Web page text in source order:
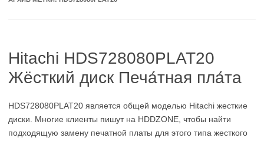
Hitachi HDS728080PLAT20
Жёсткий диск Печа́тная пла́та
HDS728080PLAT20 является общей моделью Hitachi жесткие
диски. Многие клиенты пишут на HDDZONE, чтобы найти
подходящую замену печатной платы для этого типа жесткого